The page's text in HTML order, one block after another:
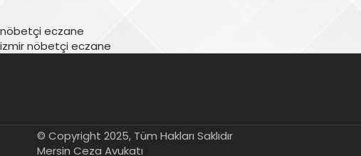
nöbetçi eczane
izmir nöbetçi eczane
© Copyright 2025, Tüm Hakları Saklıdır
Mersin Ceza Avukatı